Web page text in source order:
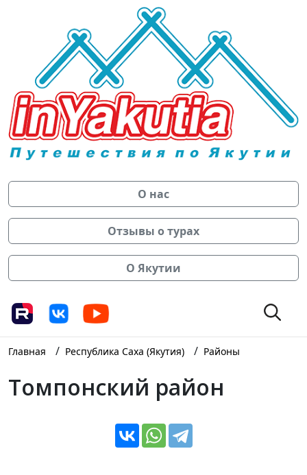
О нас
Отзывы о турах
О Якутии
Главная / Республика Саха (Якутия) / Районы
Томпонский район